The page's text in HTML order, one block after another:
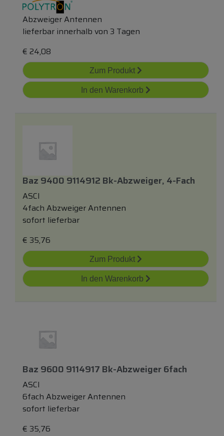
Abzweiger Antennen
lieferbar innerhalb von 3 Tagen
€ 24,08
Zum Produkt
In den Warenkorb
Baz 9400 9114912 Bk-Abzweiger, 4-Fach
ASCI
4fach Abzweiger Antennen
sofort lieferbar
€ 35,76
Zum Produkt
In den Warenkorb
Baz 9600 9114917 Bk-Abzweiger 6fach
ASCI
6fach Abzweiger Antennen
sofort lieferbar
€ 35,76